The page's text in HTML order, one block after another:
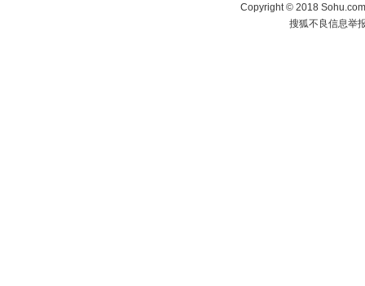
Copyright ©2018
搜狐不良信息举